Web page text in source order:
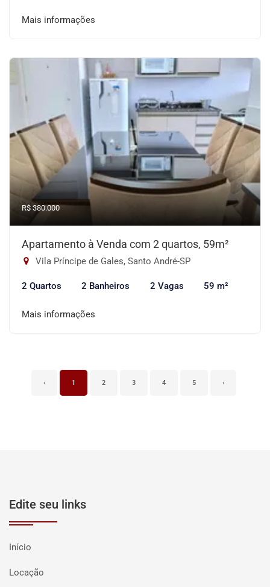
Mais informações
R$ 380.000
Apartamento à Venda com 2 quartos, 59m²
Vila Príncipe de Gales, Santo André-SP
2 Quartos 2 Banheiros 2 Vagas 59 m²
Mais informações
‹ 1 2 3 4 5 ›
Edite seu links
Início
Locação